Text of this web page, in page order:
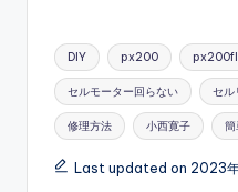
Tags:
DIY px200 px200fl
セルモーター回らない セル
修理方法 小西寛子 簡
Last updated on 2023